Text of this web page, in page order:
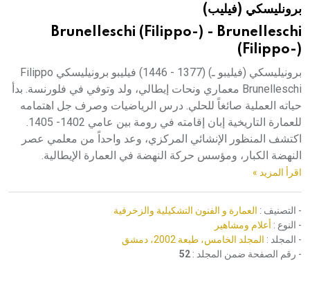
هيئة الموسوعة العربية تطلق موسوعات جديدة في عام 2026
برونليسكي (فيليب)
Brunelleschi (Filippo-) - Brunelleschi
(Filippo-)
برونيليسكي (فيليبو ـ) (1377 - 1446) فيليبو برونيليسكي Filippo
Brunelleschi معماري ونحات إيطالي، ولد وتوفي في فلورنسة. بدأ
حياته العملية صائغاً للحلي. درس الرياضيات وصرف جل اهتمامه
للعمارة التاريخية إبان إقامته في رومة بين عامي 1402- 1405.
اكتشف المنظور الإنشائي المركزي، وعد واحداً من معلمي عصر
النهضة الكبار، ومؤسس حركة النهضة في العمارة الإيطالية.
اقرأ المزيد »
- التصنيف : العمارة و الفنون التشكيلية والزخرفية
- النوع : أعلام ومشاهير
- المجلد : المجلد الخامس، طبعة 2002، دمشق
- رقم الصفحة ضمن المجلد : 52